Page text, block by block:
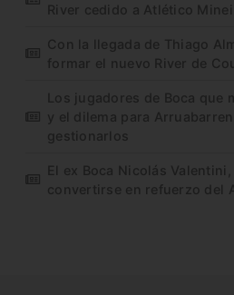
River cedido a Atlético
Con la llegada de Thiago
formar el nuevo River de
Los jugadores de Boca que
y el dilema para
gestionarlos
El ex Boca Nicolás
convertirse en refuerzo del